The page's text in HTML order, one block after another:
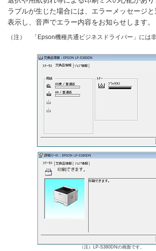
ラブルが生じた場合には、エラーメッセージ
表示し、音声でエラー内容をお知らせします。
（注） 「Epson機種共通ビジネスドライバー」には非
（注）LP-S380DNの画面です。